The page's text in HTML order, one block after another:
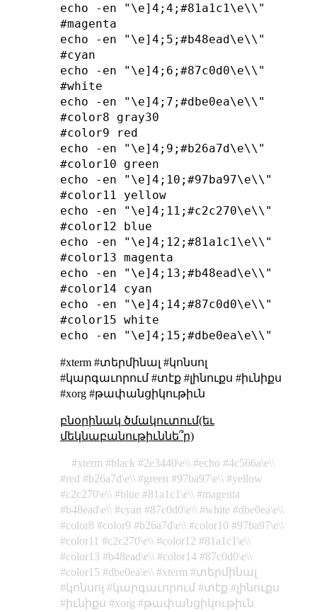
echo -en "\e]4;4;#81a1c1\e\\"
#magenta
echo -en "\e]4;5;#b48ead\e\\"
#cyan
echo -en "\e]4;6;#87c0d0\e\\"
#white
echo -en "\e]4;7;#dbe0ea\e\\"
#color8 gray30
#color9 red
echo -en "\e]4;9;#b26a7d\e\\"
#color10 green
echo -en "\e]4;10;#97ba97\e\\"
#color11 yellow
echo -en "\e]4;11;#c2c270\e\\"
#color12 blue
echo -en "\e]4;12;#81a1c1\e\\"
#color13 magenta
echo -en "\e]4;13;#b48ead\e\\"
#color14 cyan
echo -en "\e]4;14;#87c0d0\e\\"
#color15 white
#xterm #տերմինալ #կոնսոլ
#կարգաւորում #տէք #լինուքս #իւնիքս
#xorg #թափանցիկութիւն
բնօրինակ ծմակուտում(եւ
մեկնաբանութիւննե՞ր)
xterm black 2e3440\e\\ echo
4c566a\e\\
red
b26a7d\e\\ green 97ba97\e\\
yellow
c2c270\e\\
blue 81a1c1\e\\
magenta
b48ead\e\\
cyan 87c0d0\e\\ white
dbe0ea\e\\
color8
color9 b26a7d\e\\ color10
97ba97\e\\
color11
c2c270\e\\ color12
81a1c1\e\\
color13
b48ead\e\\ color14
87c0d0\e\\
color15
dbe0ea\e\\ xterm
տերմինալ
կոնսոլ
կարգաւորում տէք
լինուքս
իւնիքս
xorg թափանցիկութիւն